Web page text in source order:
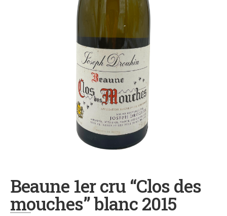
Beaune 1er cru “Clos des
mouches” blanc 2015